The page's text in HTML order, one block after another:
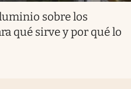
sobre los
qué sirve y por qué lo